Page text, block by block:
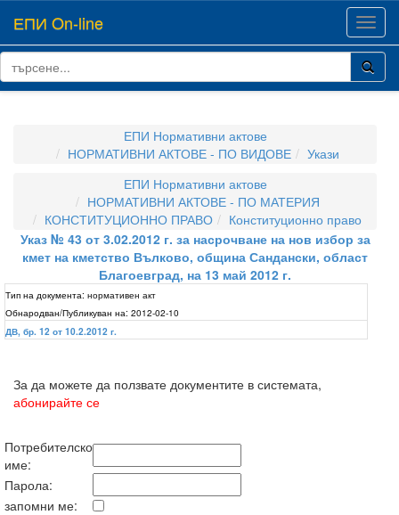
ЕПИ On-line
ЕПИ Нормативни актове
НОРМАТИВНИ АКТОВЕ - ПО ВИДОВЕ
Укази
ЕПИ Нормативни актове
НОРМАТИВНИ АКТОВЕ - ПО МАТЕРИЯ
КОНСТИТУЦИОННО ПРАВО
Конституционно право
Указ № 43 от 3.02.2012 г. за насрочване на нов избор за
кмет на кметство Вълково, община Сандански, област
Благоевград, на 13 май 2012 г.
Тип на документа: нормативен акт
Обнародван/Публикуван на: 2012-02-10
ДВ, бр. 12 от 10.2.2012 г.
За да можете да ползвате документите в системата,
абонирайте се
Потребителско
име:
Парола:
запомни ме: